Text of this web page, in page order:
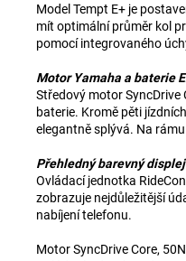
Model Tempt E+ je
mít optimální průměr kol
pomocí integrovaného
Motor Yamaha a baterie
Středový motor SyncDrive
baterie. Kromě pěti
elegantně splývá. Na
Přehledný barevný displej
Ovládací jednotka
zobrazuje nejdůležitější
nabíjení telefonu.
Motor SyncDrive Core,